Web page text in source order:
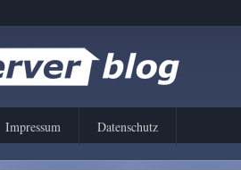
Impressum Datenschutz